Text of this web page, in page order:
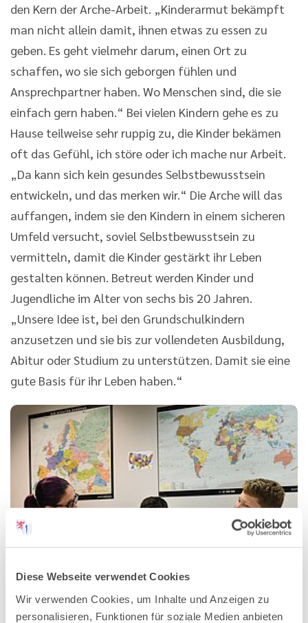
Diese Webseite verwendet Cookies
Wir verwenden Cookies, um Inhalte und Anzeigen zu
personalisieren, Funktionen für soziale Medien anbieten
den Kern der Arche-Arbeit. „Kinderarmut bekämpft
man nicht allein damit, ihnen etwas zu essen zu
geben. Es geht vielmehr darum, einen Ort zu
schaffen, wo sie sich geborgen fühlen und
Ansprechpartner haben. Wo Menschen sind, die sie
einfach gern haben.“ Bei vielen Kindern gehe es zu
Hause teilweise sehr ruppig zu, die Kinder bekämen
oft das Gefühl, ich störe oder ich mache nur Arbeit.
„Da kann sich kein gesundes Selbstbewusstsein
entwickeln, und das merken wir.“ Die Arche will das
auffangen, indem sie den Kindern in einem sicheren
Umfeld versucht, soviel Selbstbewusstsein zu
vermitteln, damit die Kinder gestärkt ihr Leben
gestalten können. Betreut werden Kinder und
Jugendliche im Alter von sechs bis 20 Jahren.
„Unsere Idee ist, bei den Grundschulkindern
anzusetzen und sie bis zur vollendeten Ausbildung,
Abitur oder Studium zu unterstützen. Damit sie eine
gute Basis für ihr Leben haben.“